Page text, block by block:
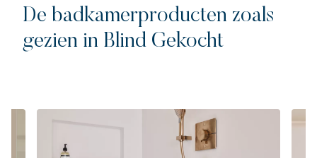
De badkamerproducten zoals
gezien in Blind Gekocht